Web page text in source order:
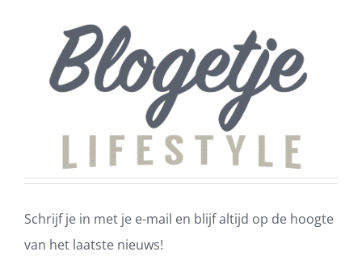
Schrijf je in met je e-mail en blijf altijd op de hoogte
van het laatste nieuws!